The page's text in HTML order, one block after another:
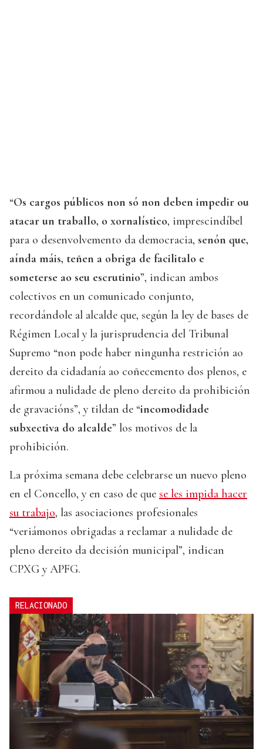
“Os cargos públicos non só non deben impedir ou
atacar un traballo, o xornalístico, imprescindíbel
para o desenvolvemento da democracia, senón que,
aínda máis, teñen a obriga de facilitalo e
someterse ao seu escrutinio”, indican ambos
colectivos en un comunicado conjunto,
recordándole al alcalde que, según la ley de bases de
Régimen Local y la jurisprudencia del Tribunal
Supremo “non pode haber ningunha restrición ao
dereito da cidadanía ao coñecemento dos plenos, e
afirmou a nulidade de pleno dereito da prohibición
de gravacións”, y tildan de “incomodidade
subxectiva do alcalde” los motivos de la
prohibición.
La próxima semana debe celebrarse un nuevo pleno
en el Concello, y en caso de que se les impida hacer
su trabajo, las asociaciones profesionales
“veriámonos obrigadas a reclamar a nulidade de
pleno dereito da decisión municipal”, indican
CPXG y APFG.
RELACIONADO